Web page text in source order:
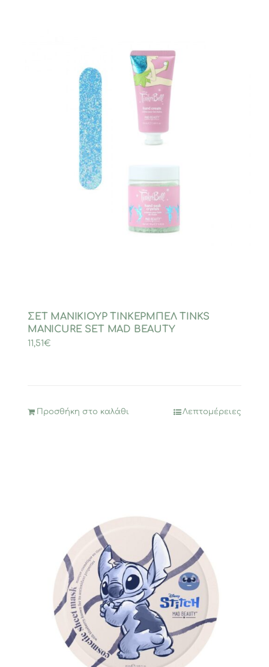
ΣΕΤ ΜΑΝΙΚΙΟΥΡ ΤΙΝΚΕΡΜΠΕΛ TINKS
MANICURE SET MAD BEAUTY
11,51€
Προσθήκη στο καλάθι Λεπτομέρειες